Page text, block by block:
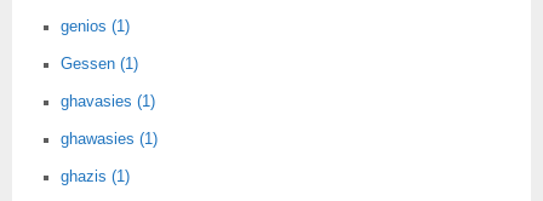
genios (1)
Gessen (1)
ghavasies (1)
ghawasies (1)
ghazis (1)